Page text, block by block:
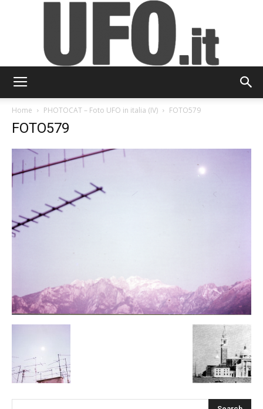
Home PHOTOCAT – Foto UFO in italia (IV) FOTO579
FOTO579